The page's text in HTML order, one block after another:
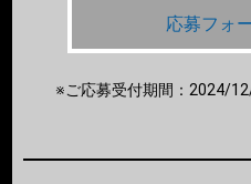
応募フォ
※ご応募受付期間：2024/